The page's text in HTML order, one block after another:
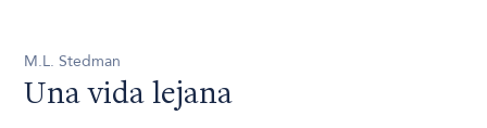
M.L. Stedman
Una vida lejana